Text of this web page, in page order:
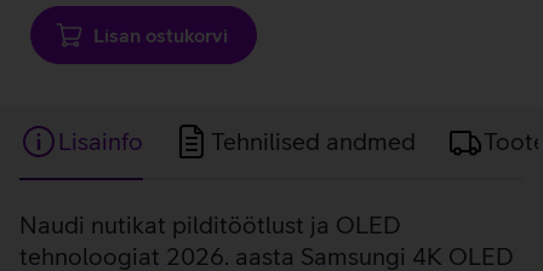
laadimine
Lisan ostukorvi
Lisainfo Tehnilised andmed
Lisainfo
Naudi nutikat pilditöötlust ja OLED
tehnoloogiat 2026. aasta Samsungi 4K OLED